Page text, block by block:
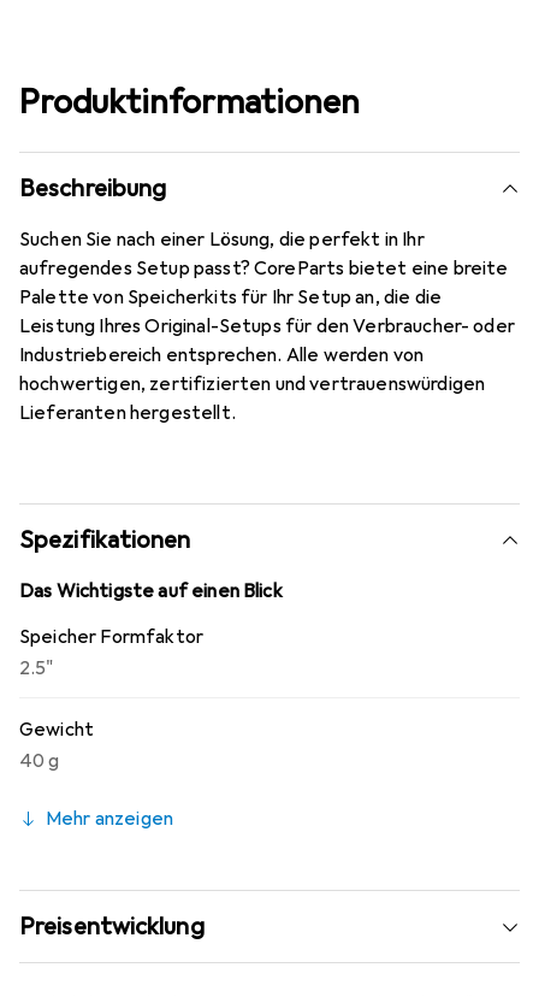
Produktinformationen
Beschreibung
Suchen Sie nach einer Lösung, die perfekt in Ihr
aufregendes Setup passt? CoreParts bietet eine breite
Palette von Speicherkits für Ihr Setup an, die die
Leistung Ihres Original-Setups für den Verbraucher- oder
Industriebereich entsprechen. Alle werden von
hochwertigen, zertifizierten und vertrauenswürdigen
Lieferanten hergestellt.
Spezifikationen
Das Wichtigste auf einen Blick
Speicher Formfaktor
2.5"
Gewicht
40 g
Mehr anzeigen
Preisentwicklung